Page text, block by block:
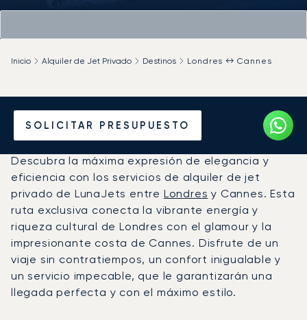
SOLICITAR PRESUPUESTO
Inicio Alquiler de Jet Privado Destinos Londres ↔ Cannes
Alquile un Jet Privado de
Londres a Cannes
Descubra la máxima expresión de elegancia y
eficiencia con los servicios de alquiler de jet
privado de LunaJets entre Londres y Cannes. Esta
ruta exclusiva conecta la vibrante energía y
riqueza cultural de Londres con el glamour y la
impresionante costa de Cannes. Disfrute de un
viaje sin contratiempos, un confort inigualable y
un servicio impecable, que le garantizarán una
llegada perfecta y con el máximo estilo.